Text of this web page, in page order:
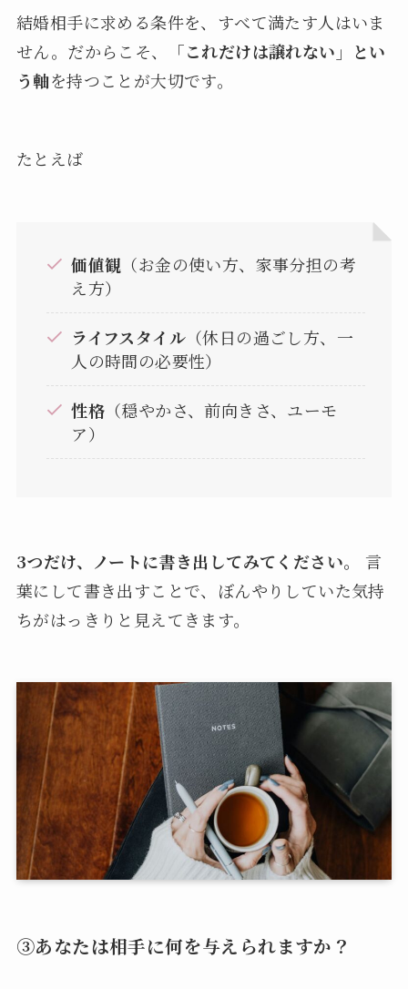
結婚相手に求める条件を、すべて満たす人はいま
せん。だからこそ、
「これだけは譲れない」とい
う軸を持つことが大切です。
たとえば
価値観 （お金の使い方、家事分担の考
え方）
ライフスタイル （休日の過ごし方、一
人の時間の必要性）
性格 （穏やかさ、前向きさ、ユーモ
ア）
3つだけ、ノートに書き出してみてください。
言
葉にして書き出すことで、ぼんやりしていた気持
ちがはっきりと見えてきます。
③あなたは相手に何を与えられますか？